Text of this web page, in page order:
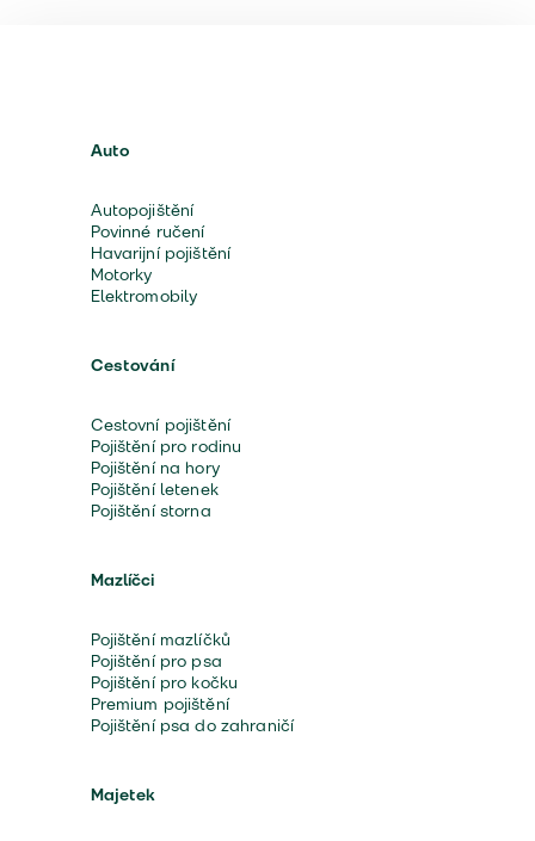
Auto
Autopojištění
Povinné ručení
Havarijní pojištění
Motorky
Elektromobily
Cestování
Cestovní pojištění
Pojištění pro rodinu
Pojištění na hory
Pojištění letenek
Pojištění storna
Mazlíčci
Pojištění mazlíčků
Pojištění pro psa
Pojištění pro kočku
Premium pojištění
Pojištění psa do zahraničí
Majetek